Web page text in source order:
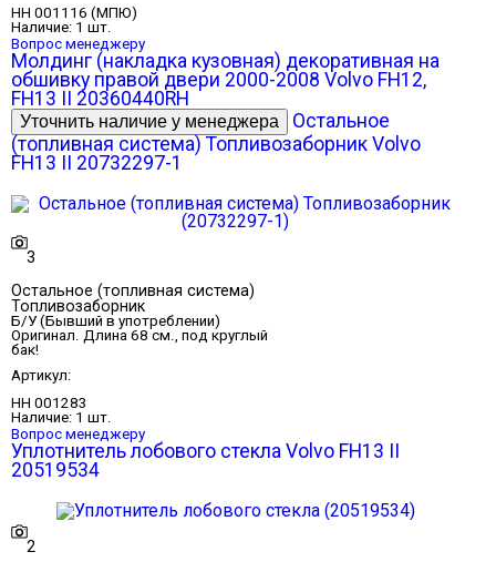
НН 001116 (МПЮ)
Наличие: 1 шт.
Вопрос менеджеру
Молдинг (накладка кузовная) декоративная на
обшивку правой двери 2000-2008 Volvo FH12,
FH13 II 20360440RH
Остальное
(топливная система) Топливозаборник Volvo
FH13 II 20732297-1
3
Остальное (топливная система)
Топливозаборник
Б/У (Бывший в употреблении)
Оригинал. Длина 68 см., под круглый
бак!
Артикул:
НН 001283
Наличие: 1 шт.
Вопрос менеджеру
Уплотнитель лобового стекла Volvo FH13 II
20519534
2